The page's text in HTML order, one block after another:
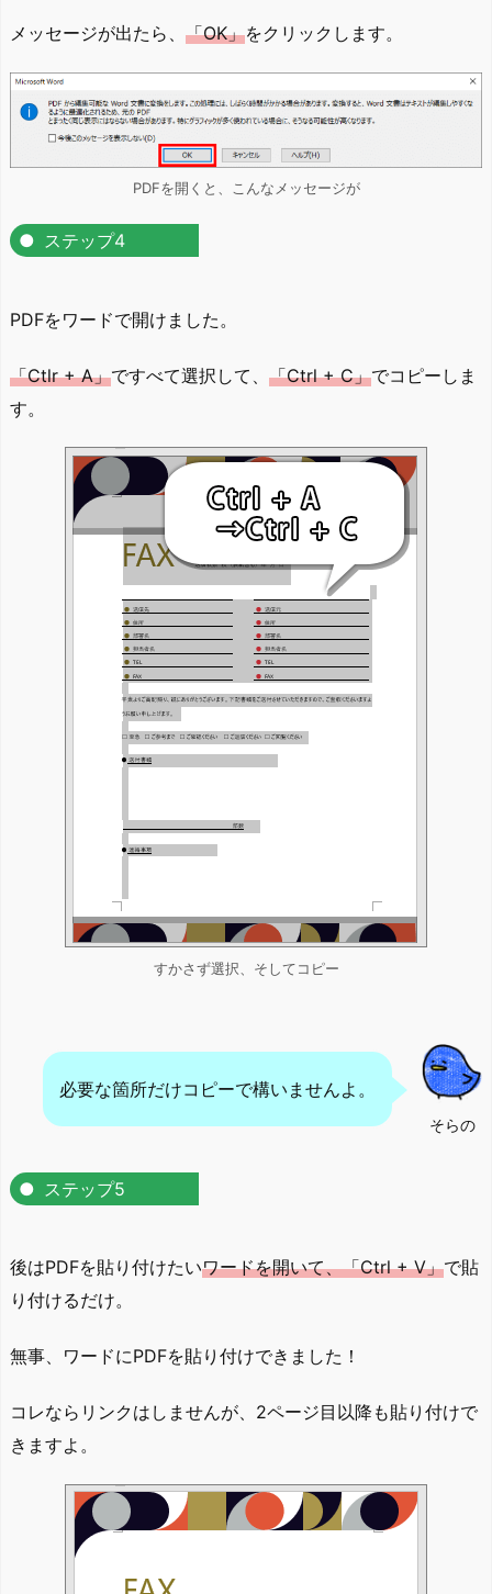
メッセージが出たら、 「OK」をクリックします。
PDFを開くと、こんなメッセージが
ステップ4
PDFをワードで開けました。
「Ctlr + A」ですべて選択して、 「Ctrl + C」でコピーしま
す。
すかさず選択、そしてコピー
そらの
必要な箇所だけコピーで構いませんよ。
ステップ5
後はPDFを貼り付けたいワードを開いて、「Ctrl + V」で貼
り付けるだけ。
無事、ワードにPDFを貼り付けできました！
コレならリンクはしませんが、2ページ目以降も貼り付けで
きますよ。